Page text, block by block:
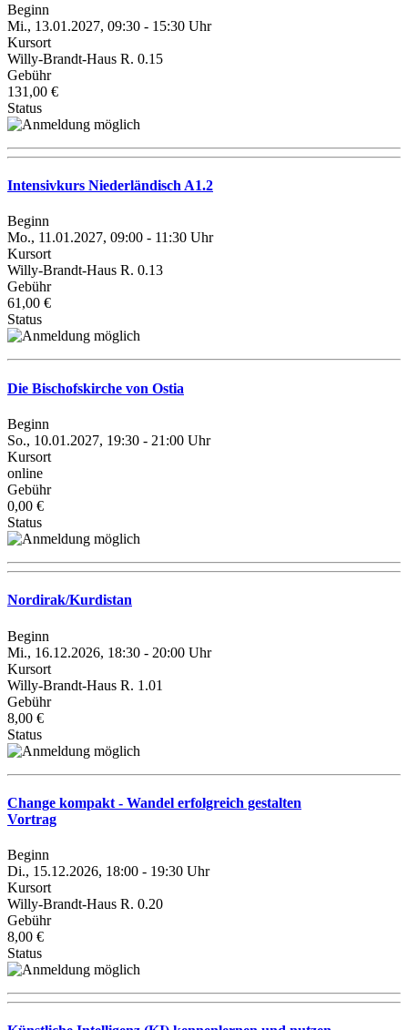
Beginn
Mi., 13.01.2027, 09:30 - 15:30 Uhr
Kursort
Willy-Brandt-Haus R. 0.15
Gebühr
131,00 €
Status
Intensivkurs Niederländisch A1.2
Beginn
Mo., 11.01.2027, 09:00 - 11:30 Uhr
Kursort
Willy-Brandt-Haus R. 0.13
Gebühr
61,00 €
Status
Die Bischofskirche von Ostia
Beginn
So., 10.01.2027, 19:30 - 21:00 Uhr
Kursort
online
Gebühr
0,00 €
Status
Nordirak/Kurdistan
Beginn
Mi., 16.12.2026, 18:30 - 20:00 Uhr
Kursort
Willy-Brandt-Haus R. 1.01
Gebühr
8,00 €
Status
Change kompakt - Wandel erfolgreich gestalten
Vortrag
Beginn
Di., 15.12.2026, 18:00 - 19:30 Uhr
Kursort
Willy-Brandt-Haus R. 0.20
Gebühr
8,00 €
Status